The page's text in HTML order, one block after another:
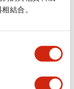
結合。